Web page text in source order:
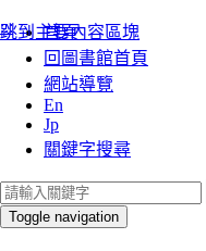
跳到主要內容區塊
:::
首頁
回圖書館首頁
網站導覽
En
Jp
關鍵字搜尋
Toggle navigation